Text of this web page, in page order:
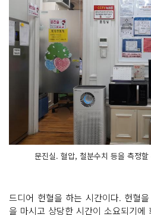
문진실. 혈압, 철분수치 등을 측정
드디어 헌혈을 하는 시간이다. 헌혈
을 마시고 상당한 시간이 소요되기에